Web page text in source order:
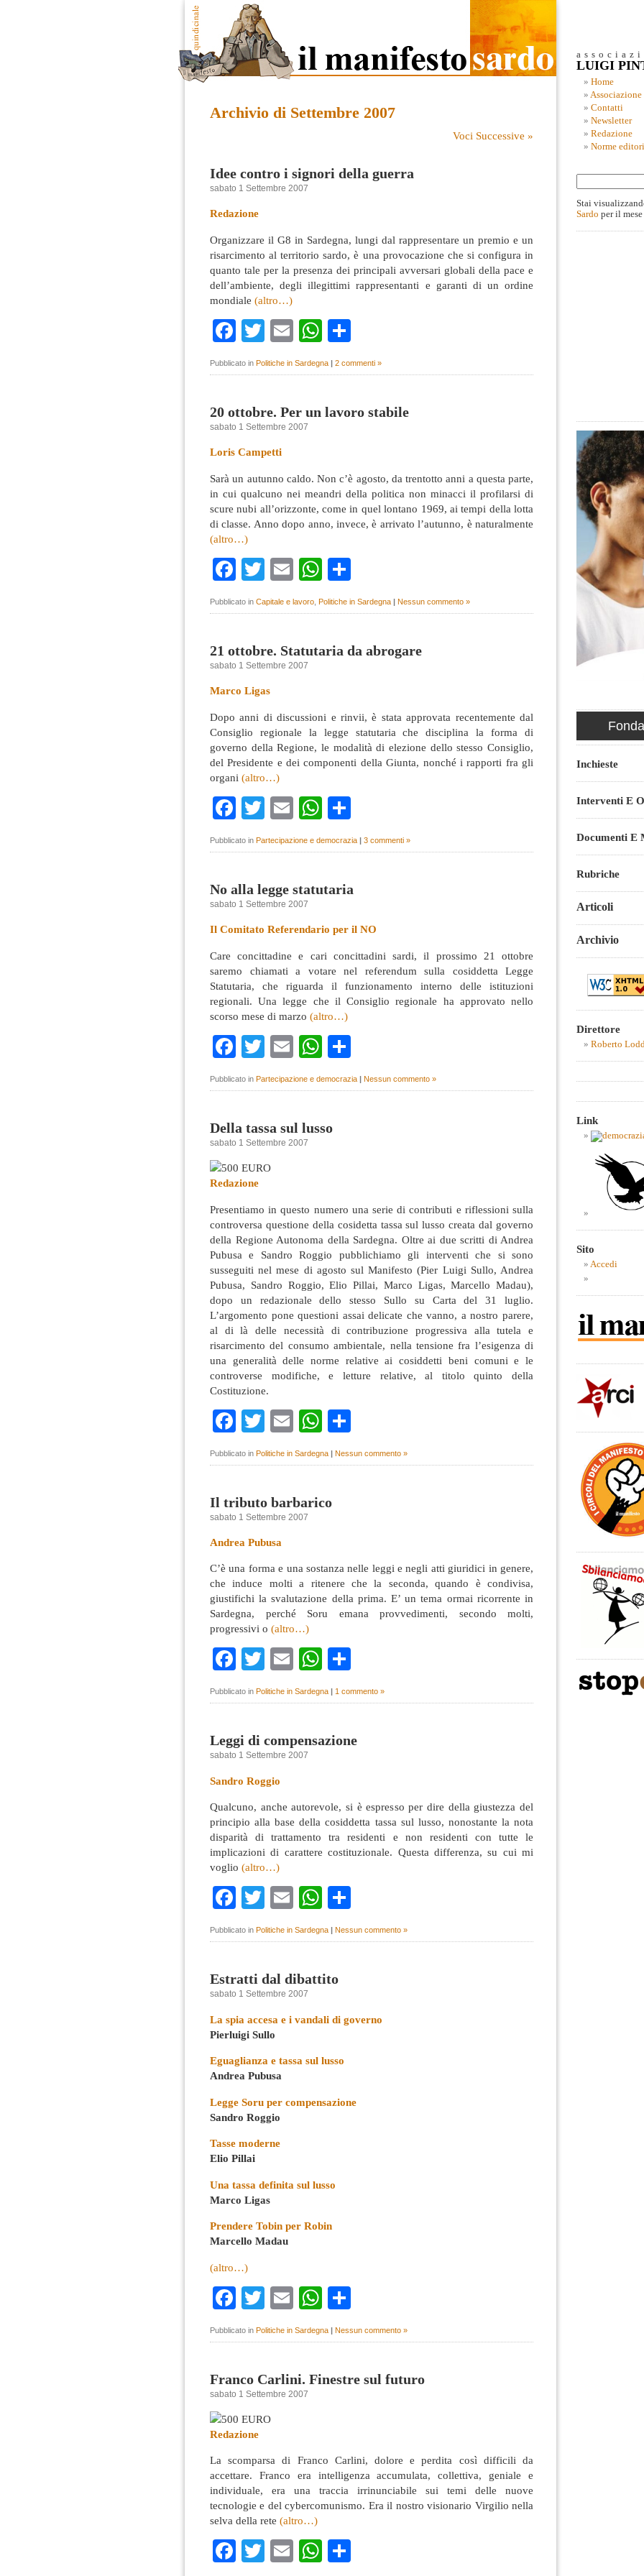
Archivio di Settembre 2007
Voci Successive »
Idee contro i signori della guerra
sabato 1 Settembre 2007
Redazione
Organizzare il G8 in Sardegna, lungi dal rappresentare un premio e un
risarcimento al territorio sardo, è una provocazione che si configura in
quanto tale per la presenza dei principali avversari globali della pace e
dell’ambiente, degli illegittimi rappresentanti e garanti di un ordine
mondiale (altro…)
Facebook
TwitterEmailWhatsApp
Pubblicato in Politiche in Sardegna | 2 commenti »
20 ottobre. Per un lavoro stabile
sabato 1 Settembre 2007
Loris Campetti
Sarà un autunno caldo. Non c’è agosto, da trentotto anni a questa parte,
in cui qualcuno nei meandri della politica non minacci il profilarsi di
scure nubi all’orizzonte, come in quel lontano 1969, ai tempi della lotta
di classe. Anno dopo anno, invece, è arrivato l’autunno, è naturalmente
(altro…)
Facebook
TwitterEmailWhatsApp
Pubblicato in Capitale e lavoro Politiche in Sardegna | Nessun commento »
21 ottobre. Statutaria da abrogare
sabato 1 Settembre 2007
Marco Ligas
Dopo anni di discussioni e rinvii, è stata approvata recentemente dal
Consiglio regionale la legge statutaria che disciplina la forma di
governo della Regione, le modalità di elezione dello stesso Consiglio,
del Presidente e dei componenti della Giunta, nonché i rapporti fra gli
organi (altro…)
Facebook
TwitterEmailWhatsApp
Pubblicato in Partecipazione e democrazia | 3 commenti »
No alla legge statutaria
sabato 1 Settembre 2007
Il Comitato Referendario per il NO
Care concittadine e cari concittadini sardi, il prossimo 21 ottobre
saremo chiamati a votare nel referendum sulla cosiddetta Legge
Statutaria, che riguarda il funzionamento interno delle istituzioni
regionali. Una legge che il Consiglio regionale ha approvato nello
scorso mese di marzo (altro…)
Facebook
TwitterEmailWhatsApp
Pubblicato in Partecipazione e democrazia | Nessun commento »
Della tassa sul lusso
sabato 1 Settembre 2007
Redazione
Presentiamo in questo numero una serie di contributi e riflessioni sulla
controversa questione della cosidetta tassa sul lusso creata dal governo
della Regione Autonoma della Sardegna. Oltre ai due scritti di Andrea
Pubusa e Sandro Roggio pubblichiamo gli interventi che si sono
susseguiti nel mese di agosto sul Manifesto (Pier Luigi Sullo, Andrea
Pubusa, Sandro Roggio, Elio Pillai, Marco Ligas, Marcello Madau),
dopo un redazionale dello stesso Sullo su Carta del 31 luglio.
L’argomento pone questioni assai delicate che vanno, a nostro parere,
al di là delle necessità di contribuzione progressiva alla tutela e
risarcimento del consumo ambientale, nella tensione fra l’esigenza di
una generalità delle norme relative ai cosiddetti beni comuni e le
controverse modifiche, e letture relative, al titolo quinto della
Costituzione.
Facebook
Twitter
EmailWhatsApp
Pubblicato in Politiche in Sardegna | Nessun commento »
Il tributo barbarico
sabato 1 Settembre 2007
Andrea Pubusa
C’è una forma e una sostanza nelle leggi e negli atti giuridici in genere,
che induce molti a ritenere che la seconda, quando è condivisa,
giustifichi la svalutazione della prima. E’ un tema ormai ricorrente in
Sardegna, perché Soru emana provvedimenti, secondo molti,
progressivi o (altro…)
Facebook
TwitterEmailWhatsApp
Pubblicato in Politiche in Sardegna 1 commento »
Leggi di compensazione
sabato 1 Settembre 2007
Sandro Roggio
Qualcuno, anche autorevole, si è espresso per dire della giustezza del
principio alla base della cosiddetta tassa sul lusso, nonostante la nota
disparità di trattamento tra residenti e non residenti con tutte le
implicazioni di carattere costituzionale. Questa differenza, su cui mi
voglio (altro…)
Facebook
TwitterEmailWhatsApp
Pubblicato in Politiche in Sardegna Nessun commento »
Estratti dal dibattito
sabato 1 Settembre 2007
La spia accesa e i vandali di governo
Pierluigi Sullo
Eguaglianza e tassa sul lusso
Andrea Pubusa
Legge Soru per compensazione
Sandro Roggio
Tasse moderne
Elio Pillai
Una tassa definita sul lusso
Marco Ligas
Prendere Tobin per Robin
Marcello Madau
(altro…)
Facebook
Twitter
EmailWhatsApp
Pubblicato in Politiche in Sardegna | Nessun commento »
Franco Carlini. Finestre sul futuro
sabato 1 Settembre 2007
Redazione
La scomparsa di Franco Carlini, dolore e perdita così difficili da
accettare. Franco era intelligenza accumulata, collettiva, geniale e
individuale, era una traccia irrinunciabile sui temi delle nuove
tecnologie e del cybercomunismo. Era il nostro visionario Virgilio nella
selva della rete (altro…)
Facebook
TwitterEmailWhatsApp
LUIGI
Home
Associazione
Contatti
Newsletter
Redazione
Norme
Stai
Sardo per il
Inchieste
Interventi E
Documenti E
Rubriche
Articoli
Archivio
Direttore
Roberto
Link
Sito
Accedi